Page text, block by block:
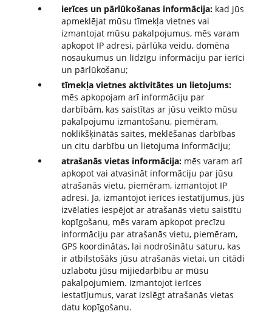
ierīces un pārlūkošanas informācija: kad jūs
apmeklējat mūsu tīmekļa vietnes vai
izmantojat mūsu pakalpojumus, mēs varam
apkopot IP adresi, pārlūka veidu, domēna
nosaukumus un līdzīgu informāciju par ierīci
un pārlūkošanu;
tīmekļa vietnes aktivitātes un lietojums:
mēs apkopojam arī informāciju par
darbībām, kas saistītas ar jūsu veikto mūsu
pakalpojumu izmantošanu, piemēram,
noklikšķinātās saites, meklēšanas darbības
un citu darbību un lietojuma informāciju;
atrašanās vietas informācija: mēs varam arī
apkopot vai atvasināt informāciju par jūsu
atrašanās vietu, piemēram, izmantojot IP
adresi. Ja, izmantojot ierīces iestatījumus, jūs
izvēlaties iespējot ar atrašanās vietu saistītu
kopīgošanu, mēs varam apkopot precīzu
informāciju par atrašanās vietu, piemēram,
GPS koordinātas, lai nodrošinātu saturu, kas
ir atbilstošāks jūsu atrašanās vietai, un citādi
uzlabotu jūsu mijiedarbību ar mūsu
pakalpojumiem. Izmantojot ierīces
iestatījumus, varat izslēgt atrašanās vietas
datu kopīgošanu.